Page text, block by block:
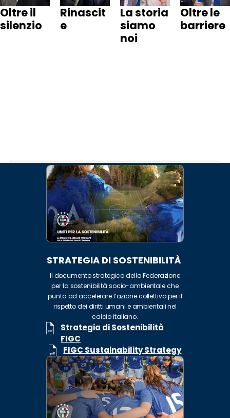
Cerca
Oltre il
silenzio
Rinascit
e
La storia
siamo
noi
Oltre le
barriere
STRATEGIA DI SOSTENIBILITÀ
Il documento strategico della Federazione
per la sostenibilità socio-ambientale che
punta ad accelerare l’azione collettiva per il
rispetto dei diritti umani e ambientali nel
calcio italiano.
Strategia di Sostenibilità
FIGC
FIGC Sustainability Strategy